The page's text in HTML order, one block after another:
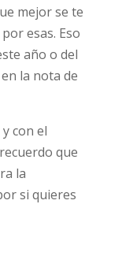
mejor se te
esas. Eso
año o del
la nota de
con el
que
la
si quieres